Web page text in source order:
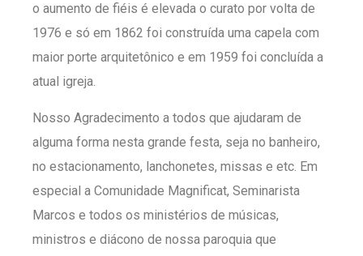
o aumento de fiéis é elevada o curato por volta de
1976 e só em 1862 foi construída uma capela com
maior porte arquitetônico e em 1959 foi concluída a
atual igreja.
Nosso Agradecimento a todos que ajudaram de
alguma forma nesta grande festa, seja no banheiro,
no estacionamento, lanchonetes, missas e etc. Em
especial a Comunidade Magnificat, Seminarista
Marcos e todos os ministérios de músicas,
ministros e diácono de nossa paroquia que